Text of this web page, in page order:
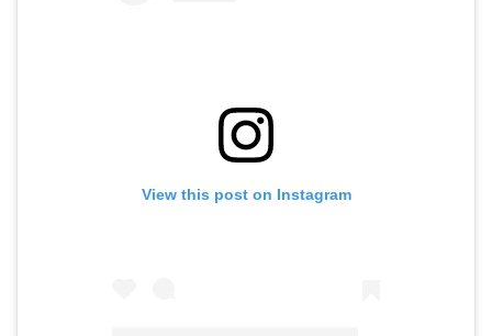
View this post on Instagram